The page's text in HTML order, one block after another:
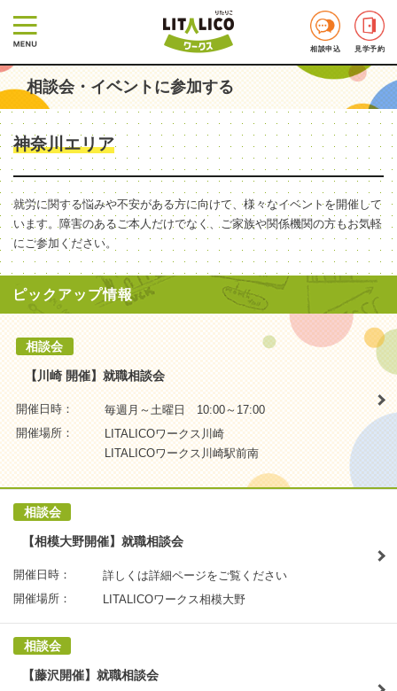
相談申込 見学予約
相談会・イベントに参加する
神奈川エリア
就労に関する悩みや不安がある方に向けて、様々なイベントを開催して
います。障害のあるご本人だけでなく、ご家族や関係機関の方もお気軽
にご参加ください。
ピックアップ情報
相談会
【川崎 開催】就職相談会
開催日時：
毎週月～土曜日 10:00～17:00
開催場所：
LITALICOワークス川崎
LITALICOワークス川崎駅前南
相談会
【相模大野開催】就職相談会
開催日時：
詳しくは詳細ページをご覧ください
開催場所：
LITALICOワークス相模大野
相談会
【藤沢開催】就職相談会